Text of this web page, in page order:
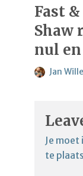
Fast
Shaw
nul en
Jan
Je moet
te